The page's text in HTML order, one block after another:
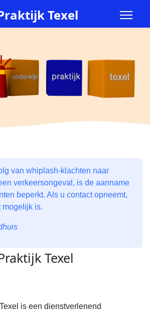
Texel
van whiplash-klachten naar
verkeersongeval, is de aanname
beperkt. Als u contact opneemt,
mogelijk is.
Texel
is een dienstverlenend